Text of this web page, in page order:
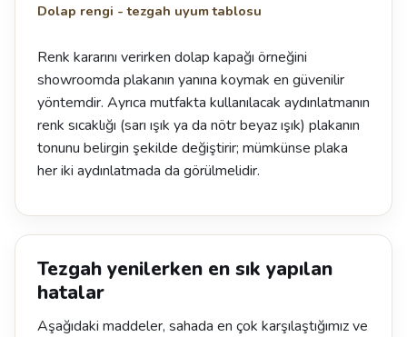
Dolap rengi - tezgah uyum tablosu
Renk kararını verirken dolap kapağı örneğini
showroomda plakanın yanına koymak en güvenilir
yöntemdir. Ayrıca mutfakta kullanılacak aydınlatmanın
renk sıcaklığı (sarı ışık ya da nötr beyaz ışık) plakanın
tonunu belirgin şekilde değiştirir; mümkünse plaka
her iki aydınlatmada da görülmelidir.
Tezgah yenilerken en sık yapılan
hatalar
Aşağıdaki maddeler, sahada en çok karşılaştığımız ve